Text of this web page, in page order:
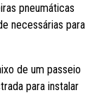
pneumáticas
necessárias para
de um passeio
para instalar